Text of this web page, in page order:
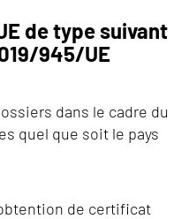
de type suivant
945/UE
dans le cadre du
quel que soit le pays
de certificat